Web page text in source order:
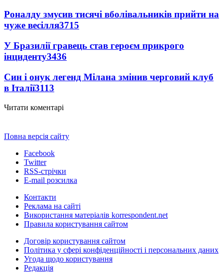
Роналду змусив тисячі вболівальників прийти на
чуже весілля3715
У Бразилії гравець став героєм прикрого
інциденту3436
Син і онук легенд Мілана змінив черговий клуб
в Італії3113
Читати коментарі
Повна версія сайту
Facebook
Twitter
RSS-стрічки
E-mail розсилка
Контакти
Реклама на сайті
Використання матеріалів korrespondent.net
Правила користування сайтом
Договір користування сайтом
Політика у сфері конфіденційності і персональних даних
Угода щодо користування
Редакція